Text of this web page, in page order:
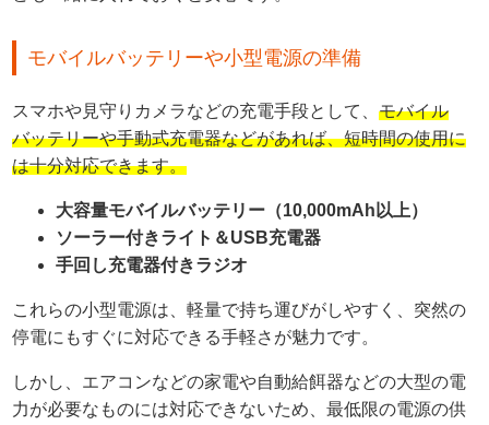
モバイルバッテリーや小型電源の準備
スマホや見守りカメラなどの充電手段として、モバイル
バッテリーや手動式充電器などがあれば、短時間の使用に
は十分対応できます。
大容量モバイルバッテリー（10,000mAh以上）
ソーラー付きライト＆USB充電器
手回し充電器付きラジオ
これらの小型電源は、軽量で持ち運びがしやすく、突然の
停電にもすぐに対応できる手軽さが魅力です。
しかし、エアコンなどの家電や自動給餌器などの大型の電
力が必要なものには対応できないため、最低限の電源の供